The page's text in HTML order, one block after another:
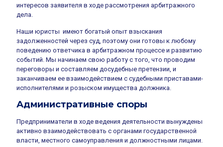
интересов заявителя в ходе рассмотрения арбитражного
дела.
Наши юристы имеют богатый опыт взыскания
задолженностей через суд, поэтому они готовы к любому
поведению ответчика в арбитражном процессе и развитию
событий. Мы начинаем свою работу с того, что проводим
переговоры и составляем досудебные претензии, и
заканчиваем ее взаимодействием с судебными приставами-
исполнителями и розыском имущества должника.
Административные споры
Предприниматели в ходе ведения деятельности вынуждены
активно взаимодействовать с органами государственной
власти, местного самоуправления и должностными лицами.